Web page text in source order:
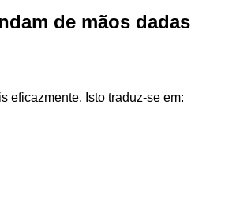
de mãos dadas
eficazmente. Isto traduz-se em: